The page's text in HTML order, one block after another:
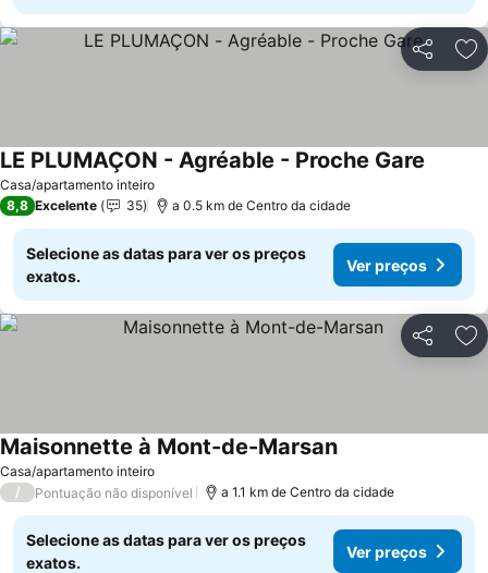
Partilhar
Casa/apartamento inteiro
LE PLUMAÇON - Agréable - Proche Gare
8,8 Excelente 35 a 0.5 km de Centro da cidade
Selecione as datas para ver os preços
exatos.
Ver preços
Partilhar
Casa/apartamento inteiro
Maisonnette à Mont-de-Marsan
/ Pontuação não disponível a 1.1 km de Centro da cidade
Selecione as datas para ver os preços
exatos.
Ver preços